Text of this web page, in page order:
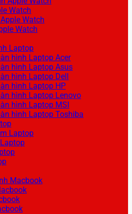
Watch
Watch
Watch
Laptop
hình Laptop Acer
hình Laptop Asus
hình Laptop Dell
hình Laptop HP
hình Laptop Lenovo
hình Laptop MSI
hình Laptop Toshiba
Laptop
Macbook